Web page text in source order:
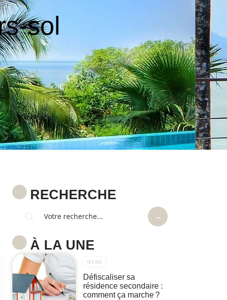
sol
RECHERCHE
À LA UNE
NEWS
Défiscaliser sa
résidence secondaire :
comment ça marche ?